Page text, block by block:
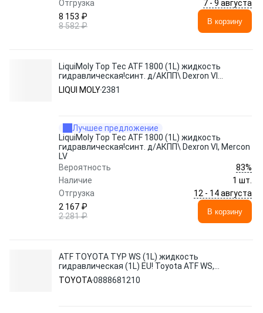
Отгрузка
7 - 9 августа
8 153 ₽
8 582 ₽
В корзину
LiquiMoly Top Tec ATF 1800 (1L) жидкость
гидравлическая!синт. д/АКПП\ Dexron VI,
Mercon LV
LIQUI MOLY2381
Лучшее предложение
LiquiMoly Top Tec ATF 1800 (1L) жидкость
гидравлическая!синт. д/АКПП\ Dexron VI, Mercon
LV
Вероятность
83%
Наличие
1 шт.
Отгрузка
12 - 14 августа
2 167 ₽
2 281 ₽
В корзину
ATF TOYOTA TYP WS (1L) жидкость
гидравлическая (1L) EU! Toyota ATF WS,
JWS 3324 OE Nr.08886-80807
TOYOTA0888681210